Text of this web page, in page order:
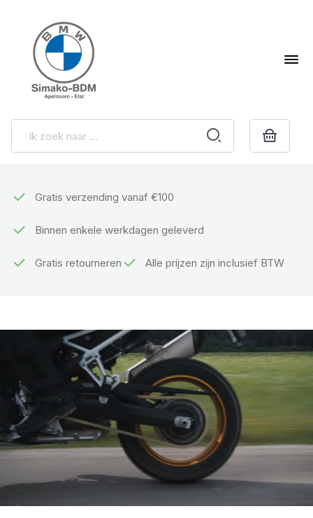
Gratis verzending vanaf €100
Binnen enkele werkdagen geleverd
Gratis retourneren Alle prijzen zijn inclusief BTW